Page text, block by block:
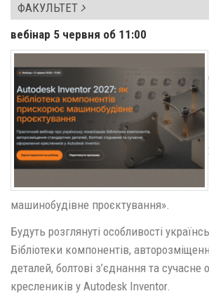
ФАКУЛЬТЕТ
вебінар 5 червня об 11:00
машинобудівне проєктування».
Будуть розглянуті особливості
Бібліотеки компонентів,
деталей, болтові з’єднання та
креслеників у Autodesk Inventor.